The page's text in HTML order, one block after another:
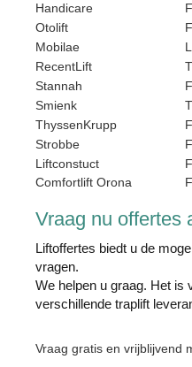
Handicare
Otolift
Mobilae
RecentLift
Stannah
Smienk
ThyssenKrupp
Strobbe
Liftconstuct
Comfortlift Orona
Vraag nu offertes
Liftoffertes biedt u de
vragen.
We helpen u graag. Het is
verschillende traplift
Vraag gratis en vrijblijvend